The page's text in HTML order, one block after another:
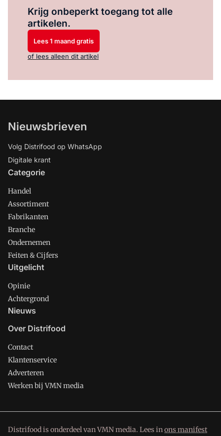
Krijg onbeperkt toegang tot alle
artikelen.
Lees 1 maand gratis
of lees alleen dit artikel
Nieuwsbrieven
Volg Distrifood op WhatsApp
Digitale krant
Categorie
Handel
Assortiment
Fabrikanten
Branche
Ondernemen
Feiten & Cijfers
Uitgelicht
Opinie
Achtergrond
Nieuws
Over Distrifood
Contact
Klantenservice
Adverteren
Werken bij VMN media
Distrifood is onderdeel van VMN media. Lees inons manifest